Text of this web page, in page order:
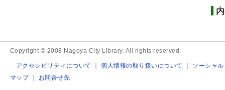
Copyright © 2008 Nagoya City Library. All rights reserved.
アクセシビリティについて ｜個人情報の取り扱いについて ｜ ソーシャ
マップ｜ お問合せ先